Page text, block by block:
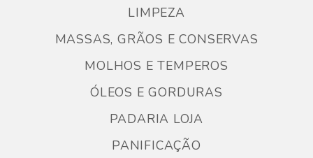
LIMPEZA
MASSAS, GRÃOS E CONSERVAS
MOLHOS E TEMPEROS
ÓLEOS E GORDURAS
PADARIA LOJA
PANIFICAÇÃO